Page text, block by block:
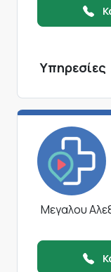
Υπηρεσίες
Μεγαλου